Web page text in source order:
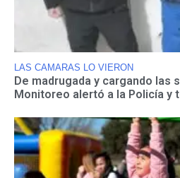
LAS CAMARAS LO VIERON
De madrugada y cargando las
Monitoreo alertó a la Policía y